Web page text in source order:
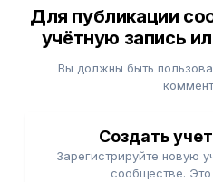
Для публикации
учётную запись
Вы должны быть
Создать
Зарегистрируйте новую
сообществе. Это